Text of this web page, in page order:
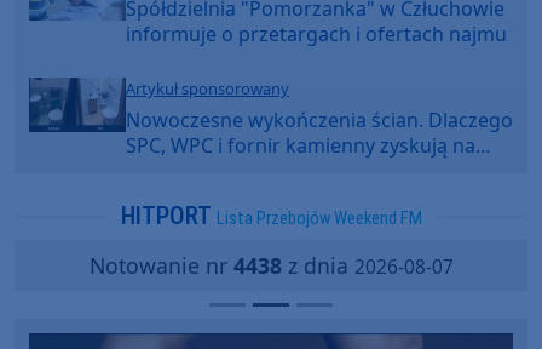
Spółdzielnia "Pomorzanka" w Człuchowie
informuje o przetargach i ofertach najmu
Artykuł sponsorowany
Nowoczesne wykończenia ścian. Dlaczego
SPC, WPC i fornir kamienny zyskują na
HITPORT Lista Przebojów Weekend FM
Notowanie nr 4438z dnia 2026-08-07